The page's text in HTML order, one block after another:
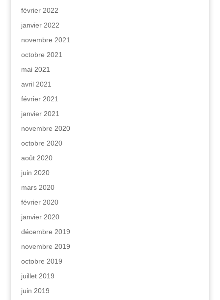
février 2022
janvier 2022
novembre 2021
octobre 2021
mai 2021
avril 2021
février 2021
janvier 2021
novembre 2020
octobre 2020
août 2020
juin 2020
mars 2020
février 2020
janvier 2020
décembre 2019
novembre 2019
octobre 2019
juillet 2019
juin 2019